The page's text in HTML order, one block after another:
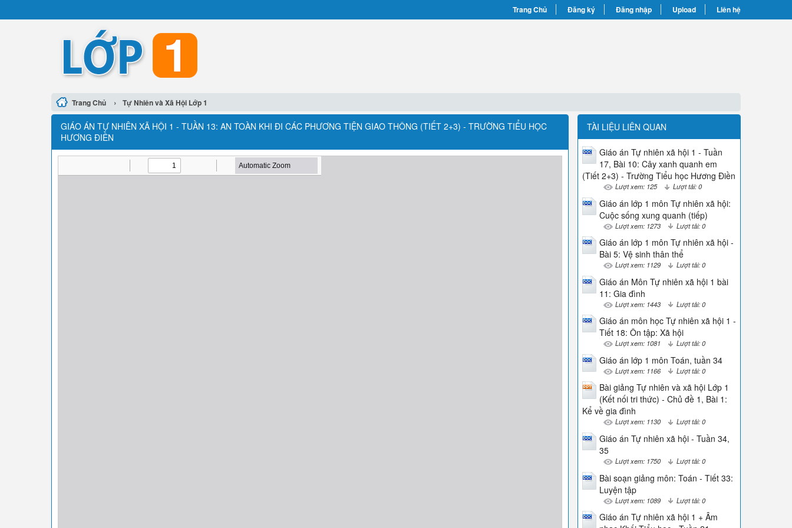
Trang Chủ Đăng ký Đăng nhập Upload Liên hệ
Trang Chủ › Tự Nhiên và Xã Hội Lớp 1
GIÁO ÁN TỰ NHIÊN XÃ HỘI 1 - TUẦN 13: AN TOÀN KHI ĐI CÁC PHƯƠNG TIỆN GIAO THÔNG (TIẾT 2+3) - TRƯỜNG TIỂU HỌC
HƯƠNG ĐIỀN
TÀI LIỆU LIÊN QUAN
Giáo án Tự nhiên xã hội 1 - Tuần
17, Bài 10: Cây xanh quanh em
(Tiết 2+3) - Trường Tiểu học Hương Điền
Lượt xem: 125 Lượt tải: 0
Giáo án lớp 1 môn Tự nhiên xã hội:
Cuộc sống xung quanh (tiếp)
Lượt xem: 1273 Lượt tải: 0
Giáo án lớp 1 môn Tự nhiên xã hội -
Bài 5: Vệ sinh thân thể
Lượt xem: 1129 Lượt tải: 0
Giáo án Môn Tự nhiên xã hội 1 bài
11: Gia đình
Lượt xem: 1443 Lượt tải: 0
Giáo án môn học Tự nhiên xã hội 1 -
Tiết 18: Ôn tập: Xã hội
Lượt xem: 1081 Lượt tải: 0
Giáo án lớp 1 môn Toán, tuần 34
Lượt xem: 1166 Lượt tải: 0
Bài giảng Tự nhiên và xã hội Lớp 1
(Kết nối tri thức) - Chủ đề 1, Bài 1:
Kể về gia đình
Lượt xem: 1130 Lượt tải: 0
Giáo án Tự nhiên xã hội - Tuần 34,
35
Lượt xem: 1750 Lượt tải: 0
Bài soạn giảng môn: Toán - Tiết 33:
Luyện tập
Lượt xem: 1089 Lượt tải: 0
Giáo án Tự nhiên xã hội 1 + Âm